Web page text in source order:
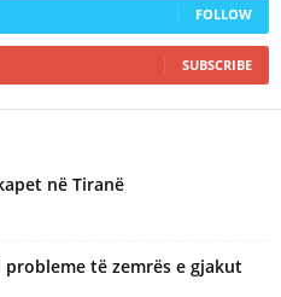
FOLLOW
SUBSCRIBE
në Tiranë
të zemrës e gjakut